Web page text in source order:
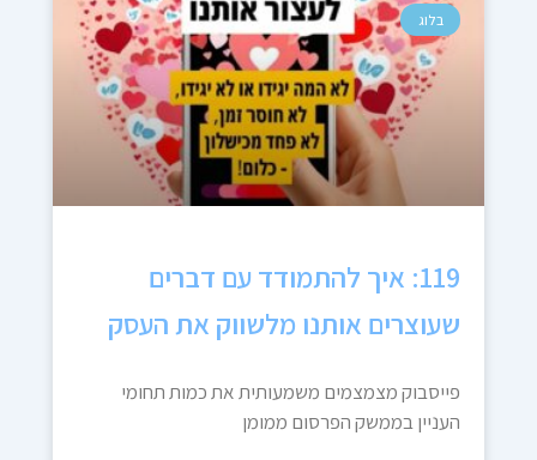
בלוג
119: איך להתמודד עם דברים
שעוצרים אותנו מלשווק את העסק
פייסבוק מצמצמים משמעותית את כמות תחומי
העניין בממשק הפרסום ממומן